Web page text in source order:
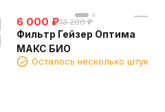
6 000 ₽13 200 ₽
Фильтр Гейзер Оптима
МАКС БИО
Осталось несколько штук